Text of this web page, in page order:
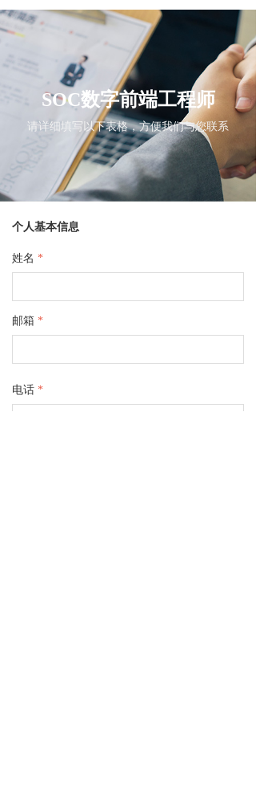
SOC数字前端工程师
请详细填写以下表格，方便我们与您联系
个人基本信息
姓名 *
邮箱 *
电话 *